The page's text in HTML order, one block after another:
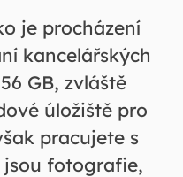
je procházení
kancelářských
GB, zvláště
úložiště pro
pracujete s
fotografie,